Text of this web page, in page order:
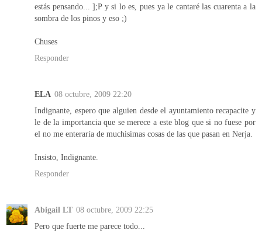
estás pensando... ];P y si lo es, pues ya le cantaré las cuarenta a la
sombra de los pinos y eso ;)
Chuses
Responder
ELA 08 octubre, 2009 22:20
Indignante, espero que alguien desde el ayuntamiento recapacite y
le de la importancia que se merece a este blog que si no fuese por
el no me enteraría de muchisimas cosas de las que pasan en Nerja.
Insisto, Indignante.
Responder
Abigail LT 08 octubre, 2009 22:25
Pero que fuerte me parece todo...